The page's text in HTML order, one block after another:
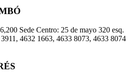
Sede Centro: 25 de mayo 320 esq.
4632 1663, 4633 8073, 4633 8074